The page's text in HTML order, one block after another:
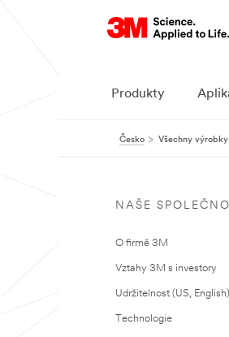
Produkty
Česko Všechny
NAŠE
O firmě 3M
Vztahy 3M s investory
Udržitelnost (US, English)
Technologie